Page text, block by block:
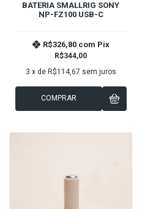
BATERIA SMALLRIG SONY
NP-FZ100 USB-C
R$344,00
R$326,80 com Pix
3 x de R$114,67 sem juros
COMPRAR